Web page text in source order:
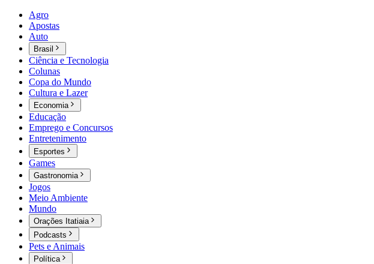
Agro
Apostas
Auto
Brasil
Ciência e Tecnologia
Colunas
Copa do Mundo
Cultura e Lazer
Economia
Educação
Emprego e Concursos
Entretenimento
Esportes
Games
Gastronomia
Jogos
Meio Ambiente
Mundo
Orações Itatiaia
Podcasts
Pets e Animais
Política